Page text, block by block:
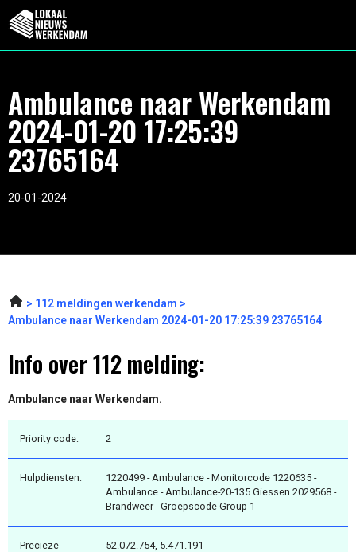
Ambulance naar Werkendam
2024-01-20 17:25:39
23765164
20-01-2024
112 meldingen werkendam
Ambulance naar Werkendam 2024-01-20 17:25:39 23765164
Info over 112 melding:
Ambulance naar Werkendam.
Priority code: 2
Hulpdiensten:
1220499 - Ambulance - Monitorcode 1220635 -
Ambulance - Ambulance-20-135 Giessen 2029568 -
Brandweer - Groepscode Group-1
Precieze
52.072.754, 5.471.191